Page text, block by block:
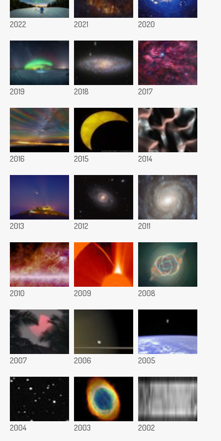
2022 2021 2020
2019 2018 2017
2016 2015 2014
2013 2012 2011
2010 2009 2008
2007 2006 2005
2004 2003 2002